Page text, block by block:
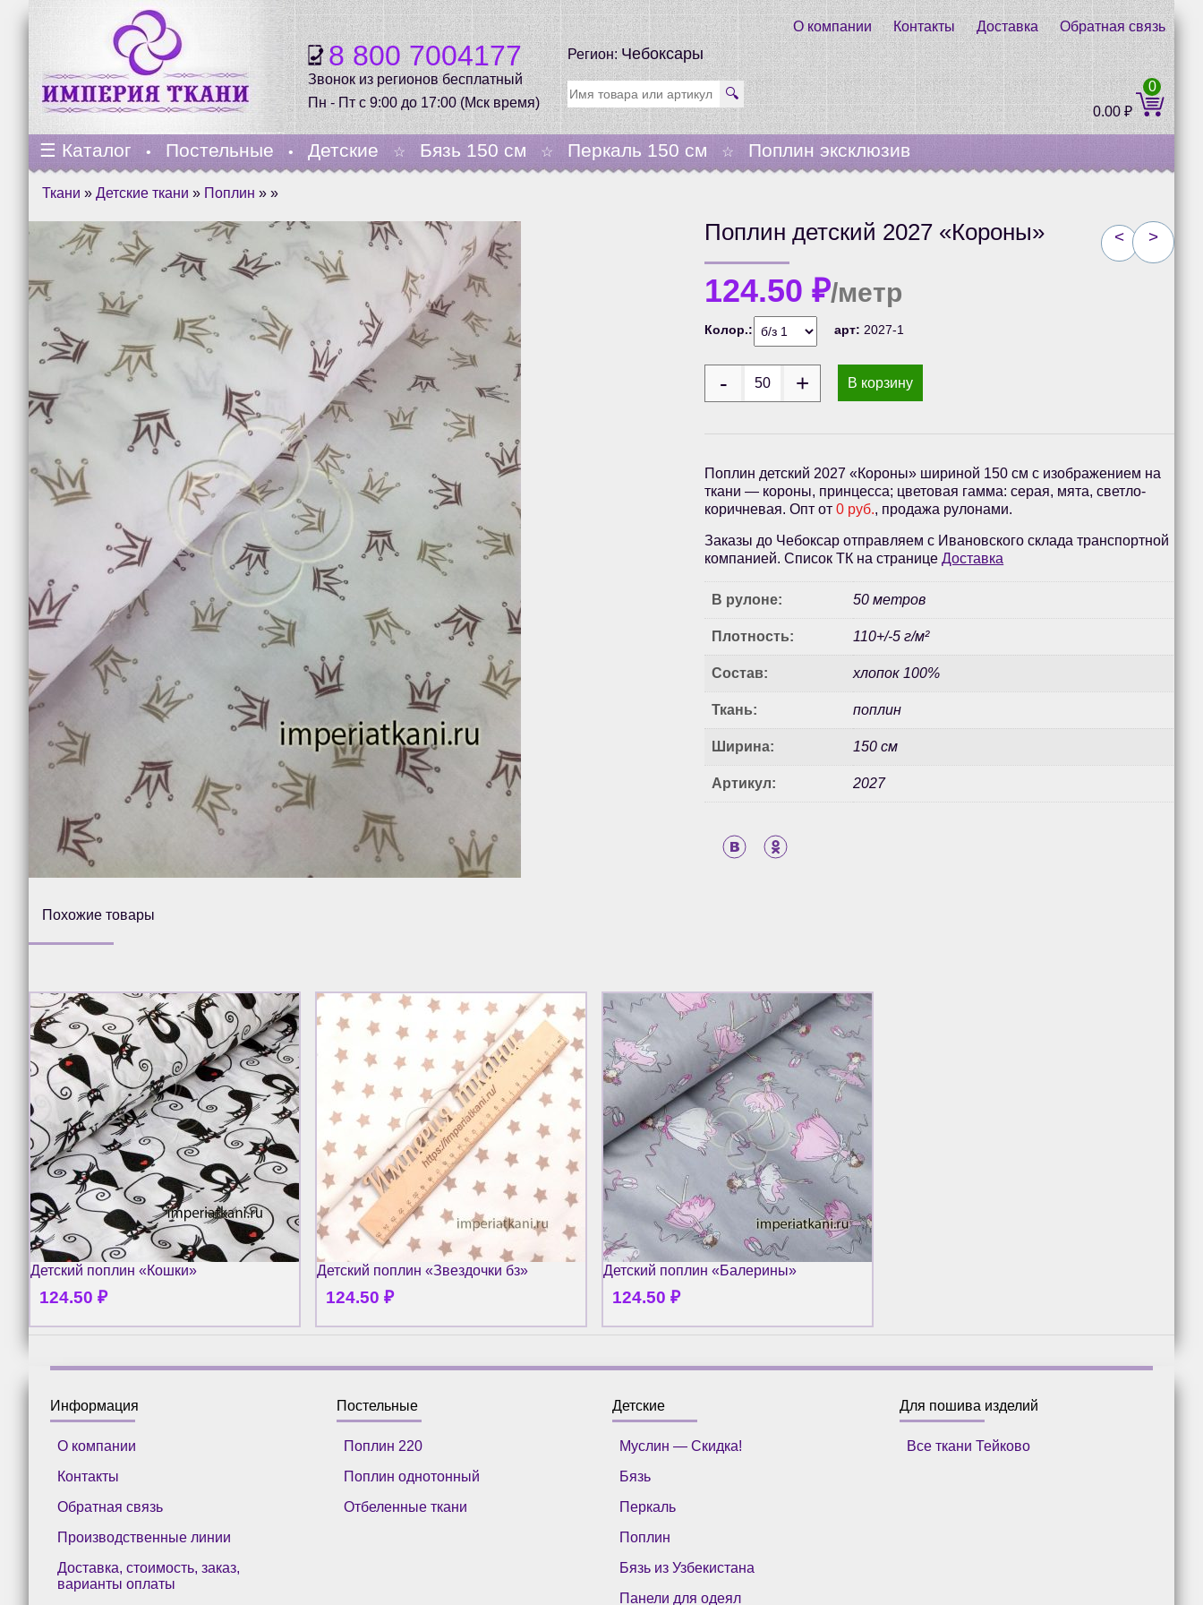
8 800 7004177
Звонок из регионов бесплатный
Пн - Пт с 9:00 до 17:00 (Мск время)
О компании Контакты Доставка
Обратная связь
Регион:Чебоксары
🔍
0.00₽
0
☰ Каталог • Постельные • Детские ☆ Бязь 150 см ☆ Перкаль 150 см ☆ Поплин эксклюзив
Ткани » Детские ткани » Поплин » »
< >
Поплин детский 2027 «Короны»
124.50₽/метр
Колор.: арт: 2027-1
В корзину
Поплин детский 2027 «Короны» шириной 150 см с изображением на
ткани — короны, принцесса; цветовая гамма: серая, мята, светло-
коричневая. Опт от0 руб., продажа рулонами.
Заказы до Чебоксар отправляем с Ивановского склада транспортной
компанией. Список ТК на страницеДоставка
В рулоне: 50 метров
Плотность: 110+/-5 г/м²
Состав: хлопок 100%
Ткань: поплин
Ширина: 150 см
Артикул: 2027
Похожие товары
Детский поплин «Кошки»
124.50 ₽
Детский поплин «Звездочки бз»
124.50 ₽
Детский поплин «Балерины»
124.50 ₽
Информация
О компании
Контакты
Обратная связь
Производственные линии
Доставка, стоимость, заказ,
варианты оплаты
Постельные
Поплин 220
Поплин однотонный
Отбеленные ткани
Детские
Муслин — Скидка!
Бязь
Перкаль
Поплин
Бязь из Узбекистана
Панели для одеял
Для пошива изделий
Все ткани Тейково